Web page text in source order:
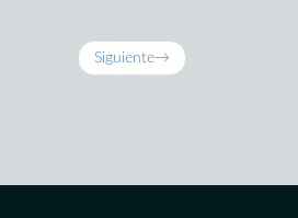
Siguiente→